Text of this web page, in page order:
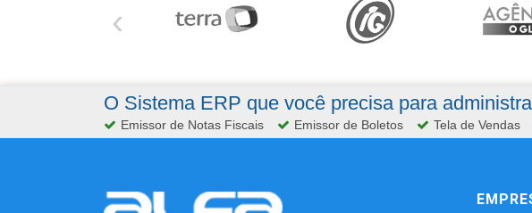
‹
O Sistema ERP que você precisa para
Emissor de Notas Fiscais Emissor de Boletos Tela de Vendas